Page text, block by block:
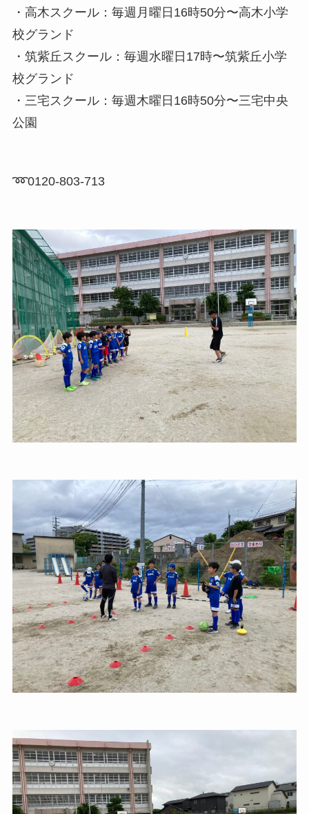
・高木スクール：毎週月曜日16時50分〜高木小学
校グランド
・筑紫丘スクール：毎週水曜日17時〜筑紫丘小学
校グランド
・三宅スクール：毎週木曜日16時50分〜三宅中央
公園
➿0120-803-713